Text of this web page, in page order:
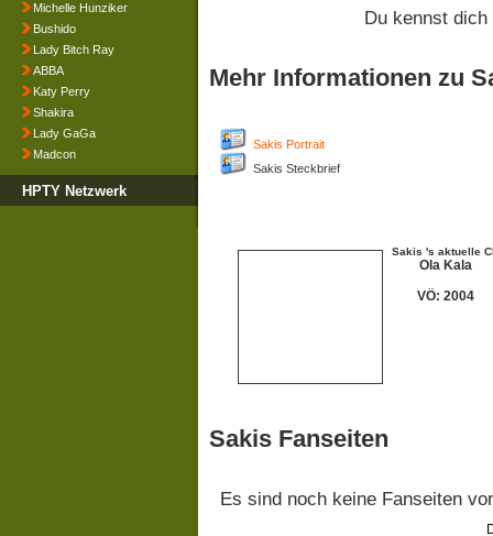
Michelle Hunziker
Bushido
Lady Bitch Ray
ABBA
Katy Perry
Shakira
Lady GaGa
Madcon
HPTY Netzwerk
Du kennst
Mehr Informationen zu
Sakis Portrait
Sakis Steckbrief
Sakis 's aktuelle
Ola Kala
VÖ: 2004
Sakis Fanseiten
Es sind noch keine Fanseiten